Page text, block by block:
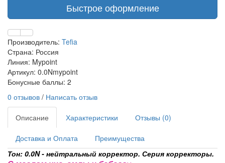
Быстрое оформление
Производитель: Tefia
Страна: Россия
Линия: Mypoint
Артикул: 0.0Nmypoint
Бонусные баллы: 2
0 отзывов / Написать отзыв
Описание Характеристики Отзывы (0)
Доставка и Оплата
Преимущества
Тон: 0.0N - нейтральный корректор. Серия корректоры.